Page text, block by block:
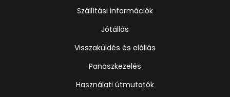
Szállítási információk
Jótállás
Visszaküldés és elállás
Panaszkezelés
Használati útmutatók